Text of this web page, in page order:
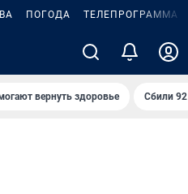
ПОГОДА ТЕЛЕПРОГРАММА
вернуть здоровье Сбили